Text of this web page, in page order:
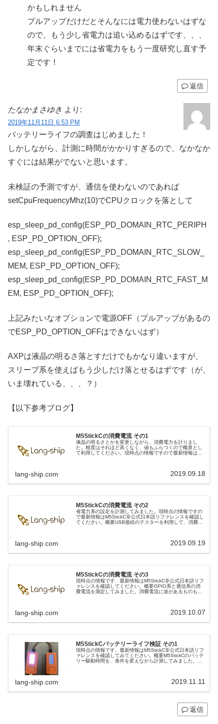
かもしれません
プルアップだけだとそんなには電力使わないはずな
ので、もう少し省電力は追い込めるはずです、、、
年末ぐらいまでには省電力をもう一度研究し直す予
定です！
返信
たなかまさゆき より:
2019年11月11日 6:53 PM
バッテリーライフの調査はじめました！
しかしながら、計測に時間がかかりすぎるので、なかなか
すぐには結果がでないと思います。
未検証の予測ですが、通信を使わないのであれば
setCpuFrequencyMhz(10)でCPUクロックを落として
esp_sleep_pd_config(ESP_PD_DOMAIN_RTC_PERIPH
, ESP_PD_OPTION_OFF);
esp_sleep_pd_config(ESP_PD_DOMAIN_RTC_SLOW_
MEM, ESP_PD_OPTION_OFF);
esp_sleep_pd_config(ESP_PD_DOMAIN_RTC_FAST_M
EM, ESP_PD_OPTION_OFF);
上記みたいなオプションで電源OFF（プルアップがあるの
でESP_PD_OPTION_OFFはできないはず）
AXPは液晶の明るさ落とすだけでもかなり違いますが、
スリープ系を使えばもう少しだけ落とせるはずです（が、
いま壊れている、、、？）
【以下参考ブログ】
M5StickCの消費電流 その1
液晶の明るさとかを変更しながら、消費電力を計りまし
た。精度はそれほど高くなく、値もふらつくので概算とし
て利用してください。現時点の情報ですので最新情報は
lang-ship.com 2019.09.18
M5StickCの消費電流 その2
省電力系の設定を計測してみました。現時点の情報ですの
で最新情報はM5StickC非公式日本語リファレンスを確認し
てください。概要USB接続のテスターを利用して、消費電
lang-ship.com 2019.09.19
M5StickCの消費電流 その3
現時点の情報です、最新情報はM5StickC非公式日本語リフ
ァレンスを確認してください。概要GPIO系と通信系の消
費電流を測定してみました。消費電流に波があるものも、
lang-ship.com 2019.10.07
M5StickCバッテリーライフ検証 その1
現時点の情報です。最新情報はM5StickC非公式日本語リフ
ァレンスを確認してみてください。概要M5StickCのバッテ
リー駆動時間を、条件を変えながら計測してみました。測
lang-ship.com 2019.11.11
返信